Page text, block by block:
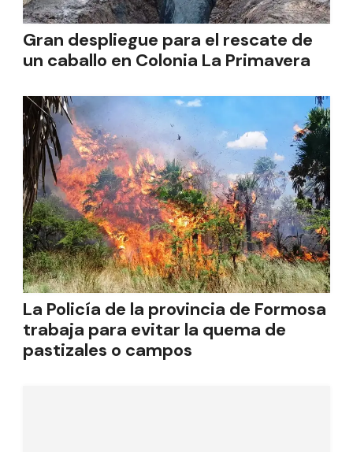
Gran despliegue para el rescate de
un caballo en Colonia La Primavera
La Policía de la provincia de Formosa
trabaja para evitar la quema de
pastizales o campos